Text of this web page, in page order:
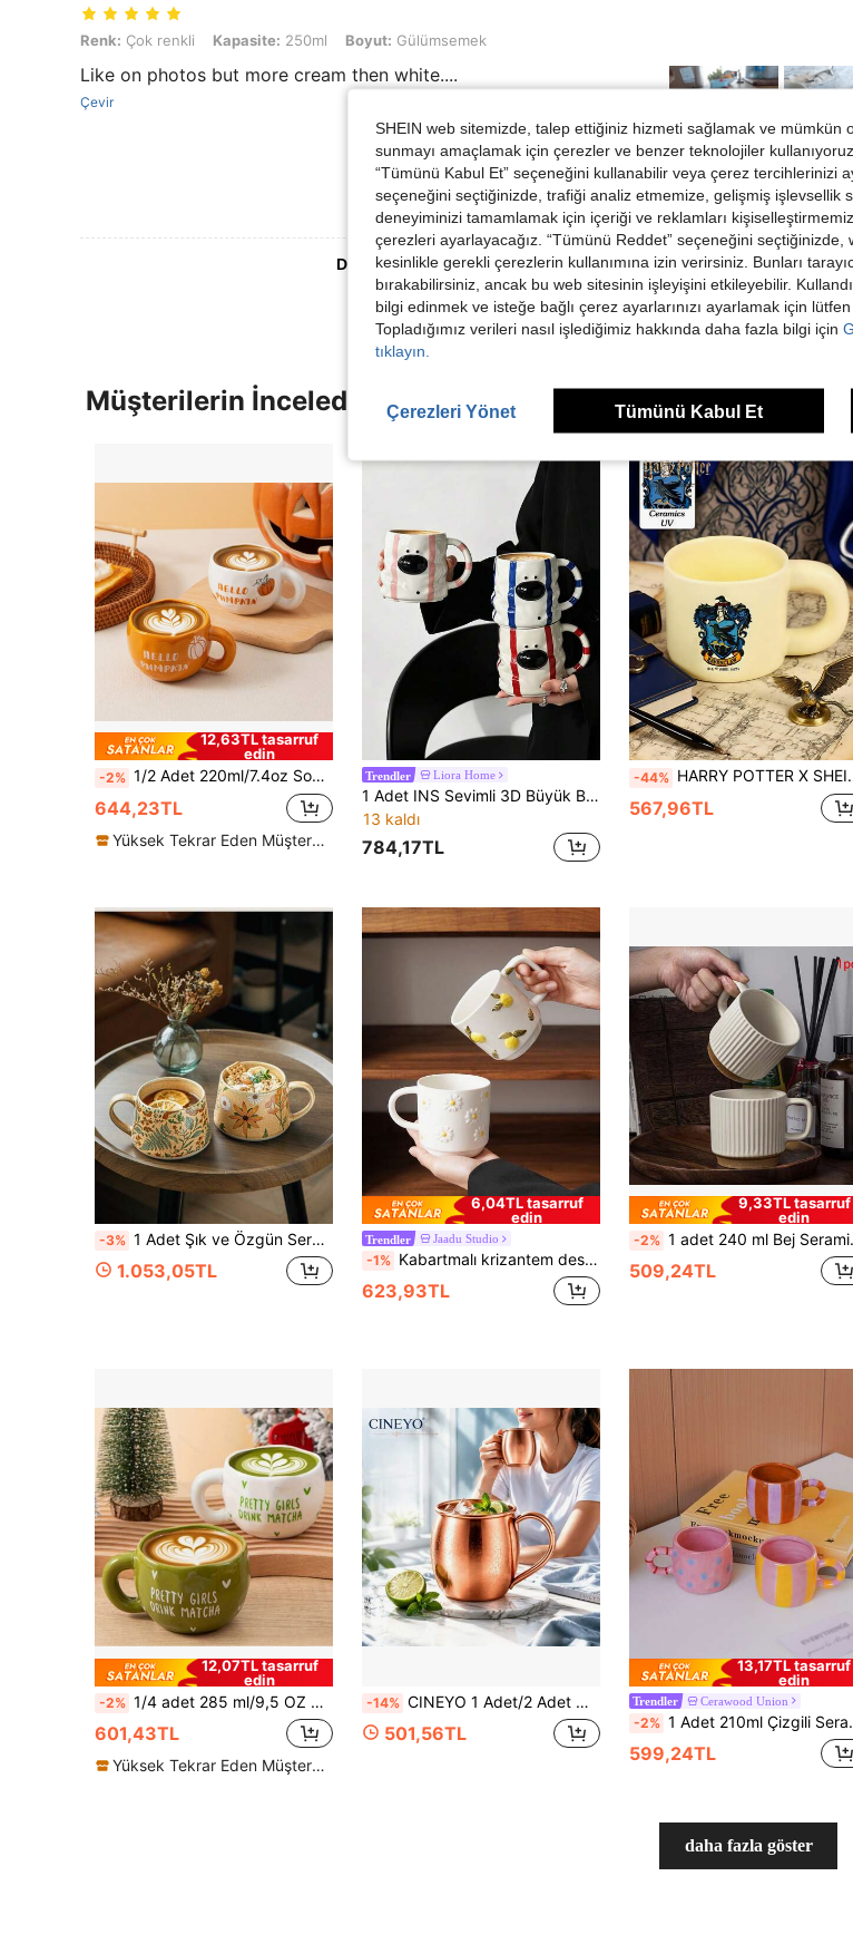
Renk: Çok renkli, Kapasite: 250ml, Boyut: Gülümsemek
Renk: Çok renkli Kapasite: 250ml Boyut: Gülümsemek
Like on photos but more cream then white....
Çevir
Helpful (0)
Daha Fazla Değerlendirme Görüntüle
Müşterilerin İncelediği Diğer Ürünler
12,63TL tasarruf
edin
-2% 1/2 Adet 220ml/7.4oz Sonbahar Seramik Kahve Kupası "Hello Pumpkin" Desenli İçecek Kupası, Matcha Kupası, Sonbahar Şükran Günü Masa Süslemesi İçin Uygun, Cadılar Bayramı, Balkabağı Baharatlı Latte ve Şükran Günü İçin Mükemmel
644,23TL
Yüksek Tekrar Eden Müşteriler
Trendler Liora Home
1 Adet INS Sevimli 3D Büyük Burunlu Köpek Desenli Çizgili Seramik Kupa, Kırışık Asimetrik Gövde, Ev ve Ofis İçin Büyük Kapasiteli Kahve Latte Fincanı, Kızsal Pembe Mavi Kırmızı Renk Bloklu Çizgili Süt Yulaf Su Kupası, Öğleden Sonra İçin Sevimli Kahve Latte Art Fincanı, Atmosferik Yemek Fotoğrafçılığı Aksesuarı, Çiftler ve En İyi Arkadaşlar İçin Hediye Kupa, Kalın Beyaz Porselen, Leke Tutmaz, Kolay Temizlenen Masaüstü Sevimli Yumuşak Dekor Su Kupası
13 kaldı
784,17TL
-44% HARRY POTTER X SHEIN 1 Parça Logo Desenli Seramik Bardak, Yüksek Kaliteli El Yapımı Tasarım, Şık Kahve/Çay Fincanı, Arkadaş Hediyesi, Okula Dönüş Malzemeleri, Noel Hediyesi, Doğum Günü Hediyesi
567,96TL
-3% 1 Adet Şık ve Özgün Seramik Kupa, Kahve/Su/Süt/Kahvaltı Kupası, Mutfak Dekor Kupası, Mükemmel Hediye, Öğretmenler Günü Hediyesi, Okula Dönüş Sezonu Ürünü
1.053,05TL
6,04TL tasarruf
edin
Trendler Jaadu Studio
-1% Kabartmalı krizantem desenli 1 adet 350 ml seramik kupa; minimalist el boyaması limon desenli 1 adet kahve fincanı. Zarif ve şık tasarımıyla ev dekorasyonu, sofra takımı, kafe latte sanatı için uygundur. Ayrıca hediye, bayram dekorasyonu veya oturma odası, yatak odası, ofis için içecek bardağı olarak da kullanılabilir.
623,93TL
9,33TL tasarruf
edin
-2% 1 adet 240 ml Bej Seramik Kupa, Basit ve Yüksek Kaliteli Kahve Kupası, Süt Kupası, Su Kupası Ev Ofis Çok Amaçlı Kullanım İçin Okula Dönüş Okula Dönüş
509,24TL
12,07TL tasarruf
edin
-2% 1/4 adet 285 ml/9,5 OZ Kalp Şeklinde Matcha Seramik Kahve Kupaları, Asimetrik El Yapımı Seramik Matcha Bardakları Kahve, Süt, Meyve Suyu, Latte, Cappuccino İçin Uygundur, Arkadaşlar ve Sevgililer İçin Mükemmel Hediye
601,43TL
Yüksek Tekrar Eden Müşteriler
-14% CINEYO 1 Adet/2 Adet Moscow Mule Bakır Kupa, Paslanmaz Çelik ve Bakır Saplı Kahve Kupası, Sıcak Çikolata, Süt, Kahve ve Buzlu İçecekler İçin Premium İçecek Kupası, Ev, Mutfak, Ofis, Dış Mekan ve Diğer Günlük Kullanımlar İçin Pratik Ev İçecek Gereci
501,56TL
13,17TL tasarruf
edin
Trendler Cerawood Union
-2% 1 Adet 210ml Çizgili Seramik Kupa, El Boyaması Puantiyeli Kahve Fincanı; Zarif ve Şık; Ev Dekorasyonu ve Sofra Takımı İçin Uygundur; Partilerde Soğuk İçecek Servis Etmek İçin Uygundur; Oturma Odası veya Yatak Odası İçin İçim Bardağı Olarak Uygundur; Zarif Hediye
599,24TL
daha fazla göster
SHEIN web sitemizde, talep ettiğiniz hizmeti sağlamak ve mümkün
sunmayı amaçlamak için çerezler ve benzer teknolojiler
“Tümünü Kabul Et” seçeneğini kullanabilir veya çerez tercihlerinizi
seçeneğini seçtiğinizde, trafiği analiz etmemize, gelişmiş işlevsellik
deneyiminizi tamamlamak için içeriği ve reklamları
çerezleri ayarlayacağız. “Tümünü Reddet” seçeneğini seçtiğinizde,
kesinlikle gerekli çerezlerin kullanımına izin verirsiniz. Bunları
bırakabilirsiniz, ancak bu web sitesinin işleyişini etkileyebilir.
bilgi edinmek ve isteğe bağlı çerez ayarlarınızı ayarlamak için
Topladığımız verileri nasıl işlediğimiz hakkında daha fazla bilgi için
tıklayın.
Çerezleri Yönet Tümünü Kabul Et